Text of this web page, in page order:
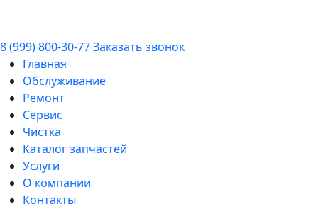
8 (999) 800-30-77Заказать звонок
Главная
Обслуживание
Ремонт
Сервис
Чистка
Каталог запчастей
Услуги
О компании
Контакты